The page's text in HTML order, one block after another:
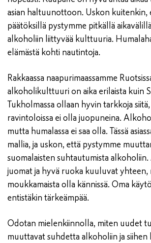
asian haltuunottoon. Uskon kuitenkin,
päätöksillä pystymme pitkällä
alkoholiin liittyvää kulttuuria.
elämästä kohti nautintoja.
Rakkaassa naapurimaassamme
alkoholikulttuuri on aika erilaista kuin
Tukholmassa ollaan hyvin tarkkoja
ravintoloissa ei olla juopuneina.
mutta humalassa ei saa olla. Tässä
mallia, ja uskon, että pystymme
suomalaisten suhtautumista
juomat ja hyvä ruoka kuuluvat yhteen,
moukkamaista olla kännissä. Oma
entistäkin tärkeämpää.
Odotan mielenkiinnolla, miten uudet
muuttavat suhdetta alkoholiin ja siihen